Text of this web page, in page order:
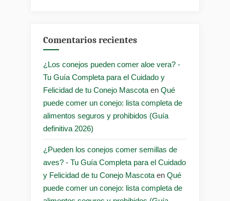
Comentarios recientes
¿Los conejos pueden comer aloe vera? -
Tu Guía Completa para el Cuidado y
Felicidad de tu Conejo Mascota en Qué
puede comer un conejo: lista completa de
alimentos seguros y prohibidos (Guía
definitiva 2026)
¿Pueden los conejos comer semillas de
aves? - Tu Guía Completa para el Cuidado
y Felicidad de tu Conejo Mascota en Qué
puede comer un conejo: lista completa de